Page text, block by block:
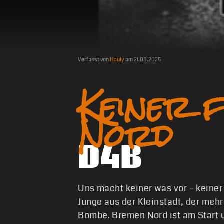
Verfasst von Haulyam21.08.2025
Keiner
Nord
D4B
Uns macht keiner was vor –
Junge aus der Kleinstadt, der
Bombe. Bremen Nord ist am Start